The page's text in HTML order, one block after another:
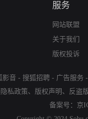
服务
网站联盟
关于我们
版权投诉
影音 - 搜狐招聘 - 广告服务 -
私政策、 版权声明 、 反盗
备案号： 京